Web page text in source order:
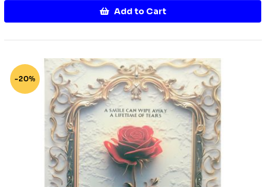
Add to Cart
-20%